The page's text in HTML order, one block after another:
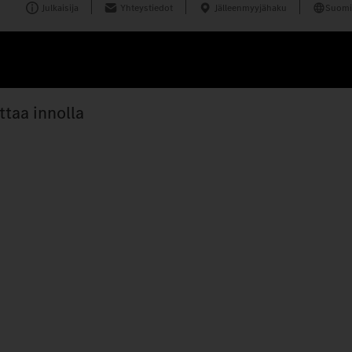
Julkaisija Yhteystiedot Jälleenmyyjähaku Suomi
innolla